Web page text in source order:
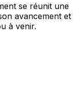
se réunit une
avancement et
à venir.